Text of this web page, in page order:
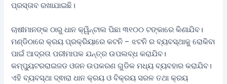
ପ୍ରସ୍ତାବ ରଖାଯାଇଛି।
ଚାଷୀମାନଙ୍କ ଠାରୁ ଧାନ କ୍ୱିନ୍ଟାଲ ପିଛା ୩୧୦୦ ଟଙ୍କାରେ କିଣାଯିବ।
ମଣ୍ଡିଠାରେ କ୍ରୟ ପ୍ରକ୍ରିୟାରେ କଟନି – ଝଟନି ର ବ୍ୟବସ୍ଥାକୁ ରୋକିବା
ପାଇଁ ଆଦ୍ରତା ପରୀମାପକ ଯନ୍ତ୍ର ଉପଲବ୍ଧ କରାଯିବ।
କମ୍ପ୍ୟୁଟରରାଇଜଡ ଓଜନ ଉପକରଣ ଗୁଡିକ ମଧ୍ୟ ବ୍ୟବହାର କରାଯିବ।
ଏହି ବ୍ୟବସ୍ଥା ଦ୍ଵାରା ଧାନ କ୍ରୟ ଓ ବିକ୍ରୟ ସରଳ ତଥା କ୍ରୟ